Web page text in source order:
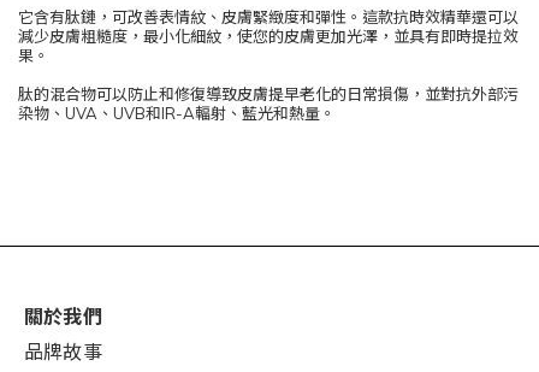
它含有肽鏈，可改善表情紋、皮膚緊緻度和彈性。這款抗時效精華還可以
減少皮膚粗糙度，最小化細紋，使您的皮膚更加光澤，並具有即時提拉效
果。
肽的混合物可以防止和修復導致皮膚提早老化的日常損傷，並對抗外部污
染物、UVA、UVB和IR-A輻射、藍光和熱量。
關於我們
品牌故事